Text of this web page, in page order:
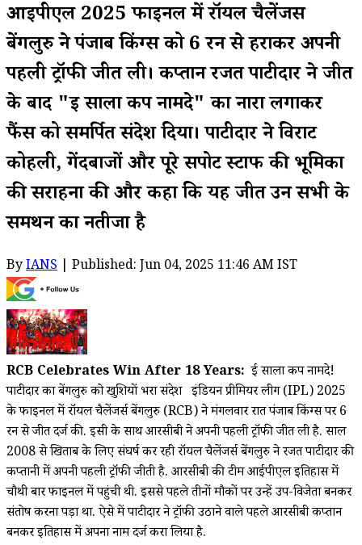
आईपीएल 2025 फाइनल में रॉयल चैलेंजर्स
बेंगलुरु ने पंजाब किंग्स को 6 रन से हराकर अपनी
पहली ट्रॉफी जीत ली। कप्तान रजत पाटीदार ने जीत
के बाद "ई साला कप नामदे" का नारा लगाकर
फैंस को समर्पित संदेश दिया। पाटीदार ने विराट
कोहली, गेंदबाजों और पूरे सपोर्ट स्टाफ की भूमिका
की सराहना की और कहा कि यह जीत उन सभी के
समर्थन का नतीजा है
ByIANS | Published: Jun 04, 2025 11:46 AM IST
RCB Celebrates Win After 18 Years: ई साला कप नामदे!
पाटीदार का बेंगलुरु को खुशियों भरा संदेश इंडियन प्रीमियर लीग (IPL) 2025
के फाइनल में रॉयल चैलेंजर्स बेंगलुरु (RCB) ने मंगलवार रात पंजाब किंग्स पर 6
रन से जीत दर्ज की. इसी के साथ आरसीबी ने अपनी पहली ट्रॉफी जीत ली है. साल
2008 से खिताब के लिए संघर्ष कर रही रॉयल चैलेंजर्स बेंगलुरु ने रजत पाटीदार की
कप्तानी में अपनी पहली ट्रॉफी जीती है. आरसीबी की टीम आईपीएल इतिहास में
चौथी बार फाइनल में पहुंची थी. इससे पहले तीनों मौकों पर उन्हें उप-विजेता बनकर
संतोष करना पड़ा था. ऐसे में पाटीदार ने ट्रॉफी उठाने वाले पहले आरसीबी कप्तान
बनकर इतिहास में अपना नाम दर्ज करा लिया है.